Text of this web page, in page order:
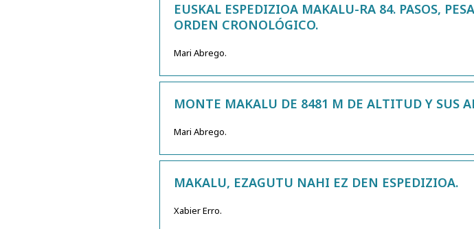
EUSKAL ESPEDIZIOA MAKALU-RA 84. PASOS,
ORDEN CRONOLÓGICO.
Mari Abrego.
MONTE MAKALU DE 8481 M DE ALTITUD Y SUS
Mari Abrego.
MAKALU, EZAGUTU NAHI EZ DEN ESPEDIZIOA.
Xabier Erro.